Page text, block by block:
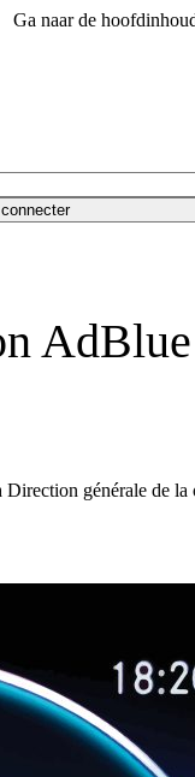
Ga naar de
générale de